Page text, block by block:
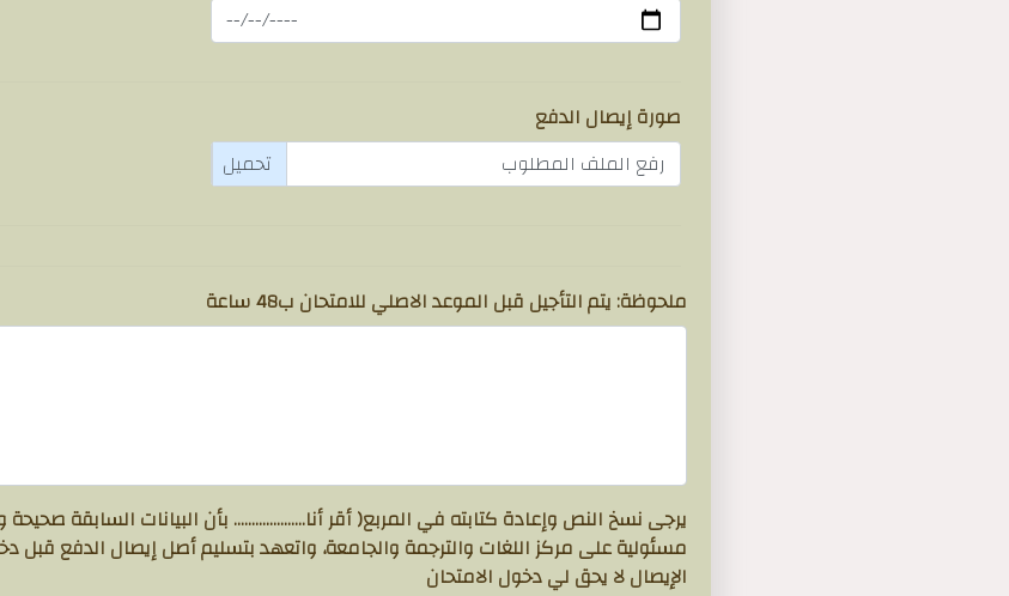
صورة إيصال الدفع
رفع الملف المطلوب
ملحوظة: يتم التأجيل قبل الموعد الاصلي للامتحان ب48 ساعة
يرجى نسخ النص وإعادة كتابته في المربع( أقر أنا.................... بأن البيانات السابقة
مسئولية على مركز اللغات والترجمة والجامعة، واتعهد بتسليم أصل إيصال الدفع قبل
الإيصال لا يحق لي دخول الامتحان